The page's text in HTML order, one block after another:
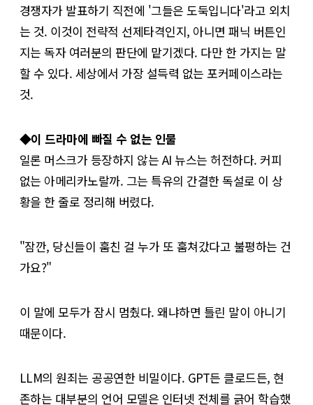
경쟁자가 발표하기 직전에 '그들은 도둑입니다'라고 외치
는 것. 이것이 전략적 선제타격인지, 아니면 패닉 버튼인
지는 독자 여러분의 판단에 맡기겠다. 다만 한 가지는 말
할 수 있다. 세상에서 가장 설득력 없는 포커페이스라는
것.
◆이 드라마에 빠질 수 없는 인물
일론 머스크가 등장하지 않는 AI 뉴스는 허전하다. 커피
없는 아메리카노랄까. 그는 특유의 간결한 독설로 이 상
황을 한 줄로 정리해 버렸다.
"잠깐, 당신들이 훔친 걸 누가 또 훔쳐갔다고 불평하는 건
가요?"
이 말에 모두가 잠시 멈췄다. 왜냐하면 틀린 말이 아니기
때문이다.
LLM의 원죄는 공공연한 비밀이다. GPT든 클로드든, 현
존하는 대부분의 언어 모델은 인터넷 전체를 긁어 학습했